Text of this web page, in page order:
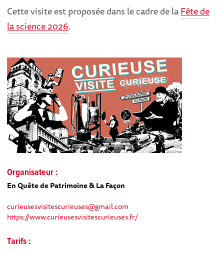
Cette visite est proposée dans le cadre de laFête de
la science 2026.
Organisateur :
En Quête de Patrimoine & La Façon
curieusesvisitescurieuses@gmail.com
https://www.curieusesvisitescurieuses.fr/
Tarifs :